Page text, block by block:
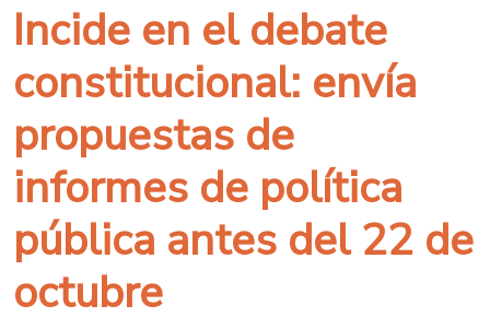
Incide en el debate
constitucional: envía
propuestas de
informes de política
pública antes del 22 de
octubre